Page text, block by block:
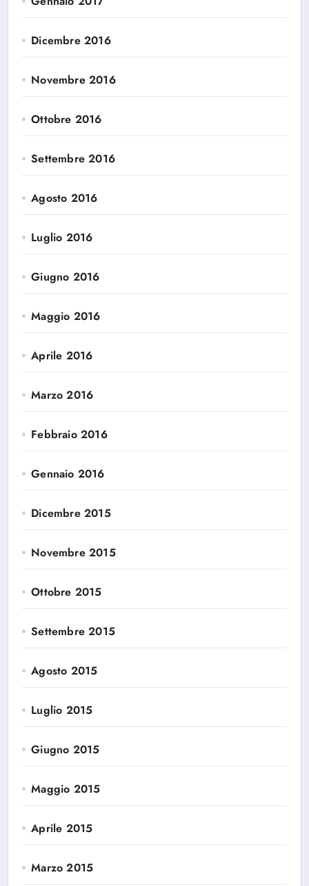
Dicembre 2016
Novembre 2016
Ottobre 2016
Settembre 2016
Agosto 2016
Luglio 2016
Giugno 2016
Maggio 2016
Aprile 2016
Marzo 2016
Febbraio 2016
Gennaio 2016
Dicembre 2015
Novembre 2015
Ottobre 2015
Settembre 2015
Agosto 2015
Luglio 2015
Giugno 2015
Maggio 2015
Aprile 2015
Marzo 2015